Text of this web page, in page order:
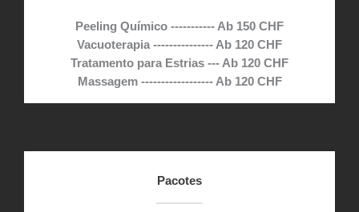
Peeling Químico ----------- Ab 150 CHF
Vacuoterapia --------------- Ab 120 CHF
Tratamento para Estrias --- Ab 120 CHF
Massagem ------------------ Ab 120 CHF
Pacotes